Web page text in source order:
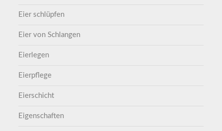
Eier schlüpfen
Eier von Schlangen
Eierlegen
Eierpflege
Eierschicht
Eigenschaften